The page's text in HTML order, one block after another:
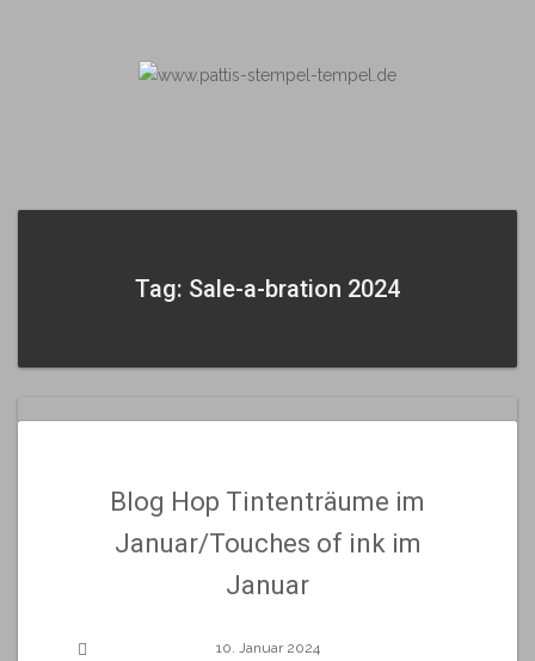
Tag: Sale-a-bration 2024
Blog Hop Tintenträume im
Januar/Touches of ink im
Januar
10. Januar 2024